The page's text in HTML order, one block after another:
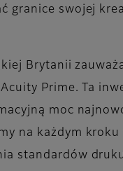
granice swojej
Brytanii
Prime. Ta
moc
na każdym
standardów